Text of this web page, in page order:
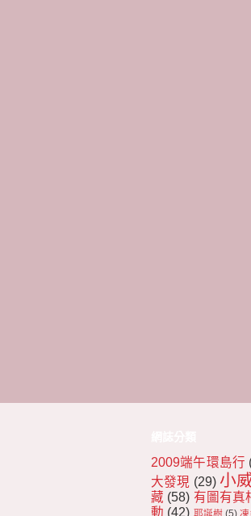
2009端午環島行
大發現 (29) 小
藏 (58) 有圖有真
動 (42) 耶誕樹 (5) 凍